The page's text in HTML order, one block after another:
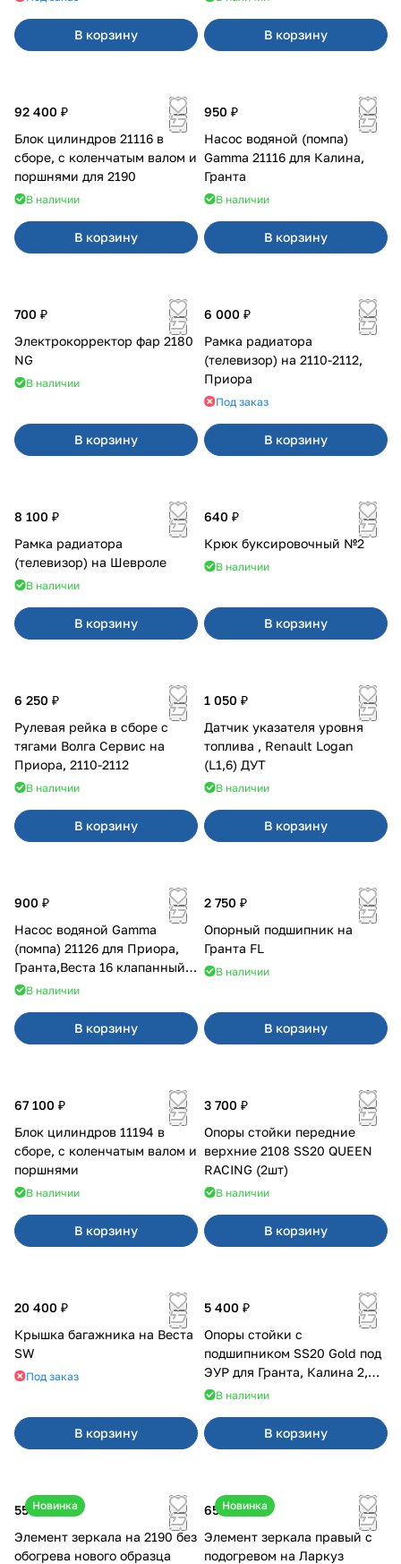
В корзину В корзину
92 400 ₽
Блок цилиндров 21116 в
сборе, с коленчатым валом и
поршнями для 2190
В наличии
В корзину
950 ₽
Насос водяной (помпа)
Gamma 21116 для Калина,
Гранта
В наличии
В корзину
700 ₽
Электрокорректор фар 2180
NG
В наличии
В корзину
6 000 ₽
Рамка радиатора
(телевизор) на 2110-2112,
Приора
Под заказ
В корзину
8 100 ₽
Рамка радиатора
(телевизор) на Шевроле
В наличии
В корзину
640 ₽
Крюк буксировочный №2
В наличии
В корзину
6 250 ₽
Рулевая рейка в сборе с
тягами Волга Сервис на
Приора, 2110-2112
В наличии
В корзину
1 050 ₽
Датчик указателя уровня
топлива , Renault Logan
(L1,6) ДУТ
В наличии
В корзину
900 ₽
Насос водяной Gamma
(помпа) 21126 для Приора,
Гранта,Веста 16 клапанный
двигатель.
В наличии
В корзину
2 750 ₽
Опорный подшипник на
Гранта FL
В наличии
В корзину
67 100 ₽
Блок цилиндров 11194 в
сборе, с коленчатым валом и
поршнями
В наличии
В корзину
3 700 ₽
Опоры стойки передние
верхние 2108 SS20 QUEEN
RACING (2шт)
В наличии
В корзину
20 400 ₽
Крышка багажника на Веста
SW
Под заказ
В корзину
5 400 ₽
Опоры стойки с
подшипником SS20 Gold под
ЭУР для Гранта, Калина 2,
Datsun
В наличии
В корзину
Новинка
550 ₽
Элемент зеркала на 2190 без
обогрева нового образца
Новинка
650 ₽
Элемент зеркала правый с
подогревом на Ларкуз